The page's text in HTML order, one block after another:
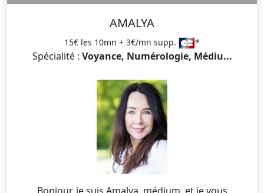
AMALYA
15€ les 10mn + 3€/mn supp. *
Spécialité : Voyance, Numérologie, Médiu...